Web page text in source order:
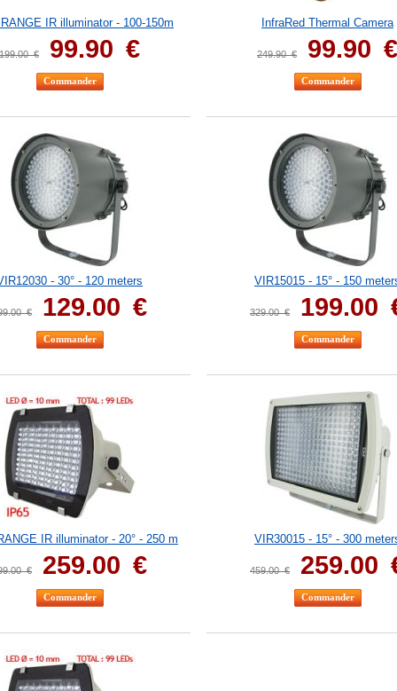
IR illuminator - 100-150m
199.00 € 99.90 €
InfraRed Thermal Camera
249.90 € 99.90 €
- 30° - 120 meters
€ 129.00 €
VIR15015 - 15° - 150
329.00 € 199.00
IR illuminator - 20° - 250 m
€ 259.00 €
VIR30015 - 15° - 300
459.00 € 259.00